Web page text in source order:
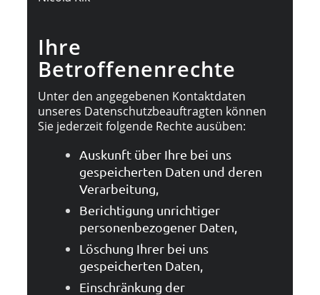
Ihre
Betroffenenrechte
Unter den angegebenen Kontaktdaten
unseres Datenschutzbeauftragten können
Sie jederzeit folgende Rechte ausüben:
Auskunft über Ihre bei uns
gespeicherten Daten und deren
Verarbeitung,
Berichtigung unrichtiger
personenbezogener Daten,
Löschung Ihrer bei uns
gespeicherten Daten,
Einschränkung der